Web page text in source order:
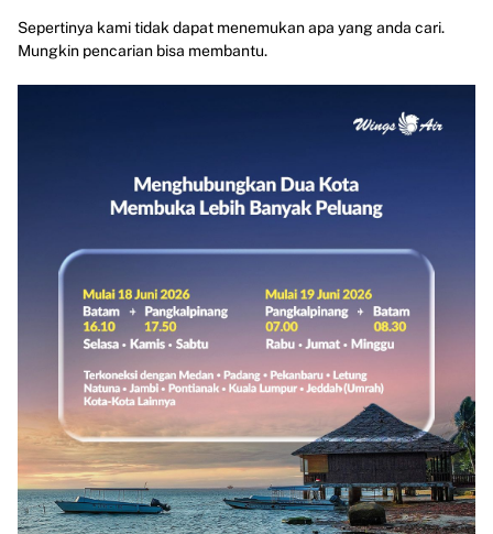
Sepertinya kami tidak dapat menemukan apa yang anda cari.
Mungkin pencarian bisa membantu.